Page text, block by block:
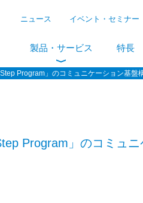
ニュース イベント・セミナー
製品・サービス 特長
Program」のコミュニケーション基盤構築
Program」のコミュ